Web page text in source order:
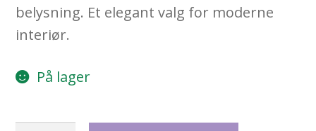
belysning. Et elegant valg for moderne
interiør.
På lager